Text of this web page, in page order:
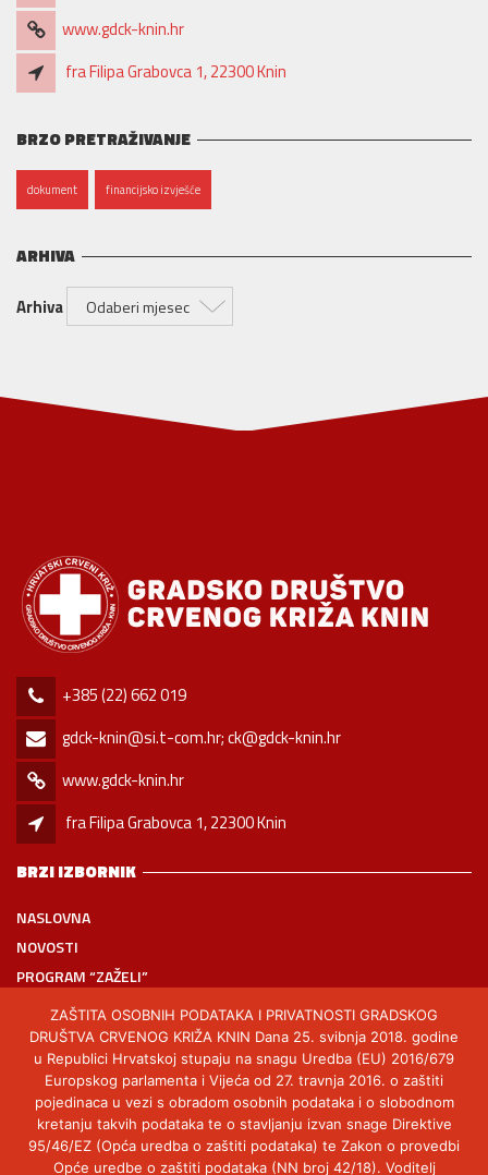
www.gdck-knin.hr
fra Filipa Grabovca 1, 22300 Knin
BRZO PRETRAŽIVANJE
dokument financijsko izvješće
ARHIVA
Arhiva
+385 (22) 662 019
gdck-knin@si.t-com.hr; ck@gdck-knin.hr
www.gdck-knin.hr
fra Filipa Grabovca 1, 22300 Knin
BRZI IZBORNIK
NASLOVNA
NOVOSTI
PROGRAM “ZAŽELI”
KLUB MLADIH
PRAVO NA PRISTUP INFORMACIJAMA
KONTAKT
ZADNJE VIJESTI
VIŠE OD DESETLJEĆA LJUBAVI I POVJERENJA: BAKA
MILOJKA PROSLAVILA 89. ROĐENDAN
SRP 20
ZAŠTITA OSOBNIH PODATAKA I PRIVATNOSTI GRADSKOG
DRUŠTVA CRVENOG KRIŽA KNIN Dana 25. svibnja 2018. godine
u Republici Hrvatskoj stupaju na snagu Uredba (EU) 2016/679
Europskog parlamenta i Vijeća od 27. travnja 2016. o zaštiti
pojedinaca u vezi s obradom osobnih podataka i o slobodnom
kretanju takvih podataka te o stavljanju izvan snage Direktive
95/46/EZ (Opća uredba o zaštiti podataka) te Zakon o provedbi
Opće uredbe o zaštiti podataka (NN broj 42/18). Voditelj